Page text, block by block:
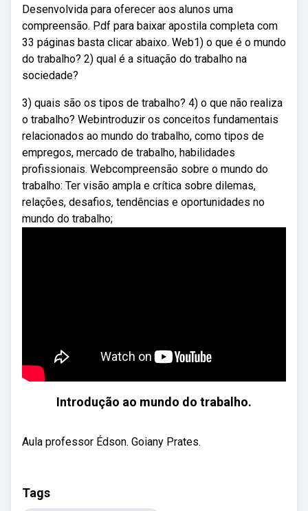
Desenvolvida para oferecer aos alunos uma
compreensão. Pdf para baixar apostila completa com
33 páginas basta clicar abaixo. Web1) o que é o mundo
do trabalho? 2) qual é a situação do trabalho na
sociedade?
3) quais são os tipos de trabalho? 4) o que não realiza
o trabalho? Webintroduzir os conceitos fundamentais
relacionados ao mundo do trabalho, como tipos de
empregos, mercado de trabalho, habilidades
profissionais. Webcompreensão sobre o mundo do
trabalho: Ter visão ampla e crítica sobre dilemas,
relações, desafios, tendências e oportunidades no
mundo do trabalho;
Introdução ao mundo do trabalho.
Aula professor Édson. Goiany Prates.
Tags